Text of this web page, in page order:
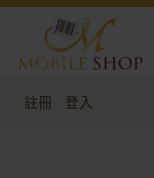
跳
註冊 登入
搜
關
字: